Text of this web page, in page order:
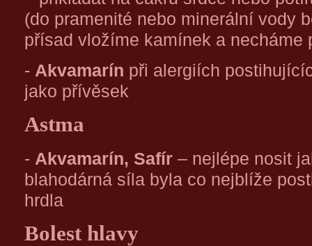
(do pramenité nebo minerální vody
přísad vložíme kamínek a necháme
- Akvamarín při alergiích
jako přívěsek
Astma
- Akvamarín, Safír – nejlépe nosit
blahodárná síla byla co nejblíže
hrdla
Bolest hlavy